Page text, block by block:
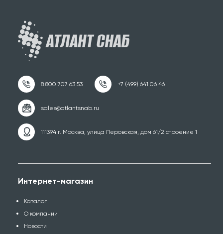
111394 г. Москва, улица Перовская, дом 61/2 строение 1
Интернет-магазин
Каталог
О компании
Новости